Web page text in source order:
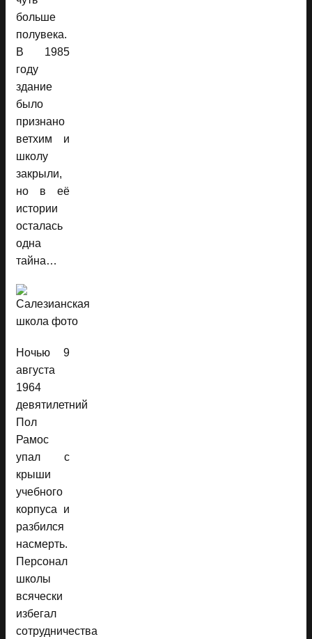
больше
полувека.
В 1985
году
здание
было
признано
ветхим и
школу
закрыли,
но в её
истории
осталась
одна
тайна…
Ночью 9
августа
1964
девятилетний
Пол
Рамос
упал с
крыши
учебного
корпуса и
разбился
насмерть.
Персонал
школы
всячески
избегал
сотрудничества